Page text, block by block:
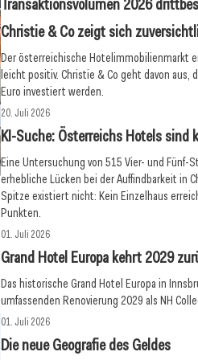
Christie & Co zeigt sich
Der österreichische Hotelimmobilienmarkt
leicht positiv. Christie & Co geht davon aus,
Euro investiert werden.
20. Juli 2026
KI-Suche: Österreichs Hotels sind
Eine Untersuchung von 515 Vier- und Fünf-
erhebliche Lücken bei der Auffindbarkeit in
Spitze existiert nicht: Kein Einzelhaus
Punkten.
01. Juli 2026
Grand Hotel Europa kehrt 2029
Das historische Grand Hotel Europa in
umfassenden Renovierung 2029 als NH
01. Juli 2026
Die neue Geografie des Geldes